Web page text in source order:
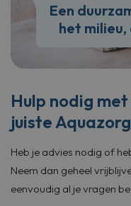
Een
het
Hulp nodig
juiste
Heb je advies nodig of
Neem dan geheel
eenvoudig al je vragen